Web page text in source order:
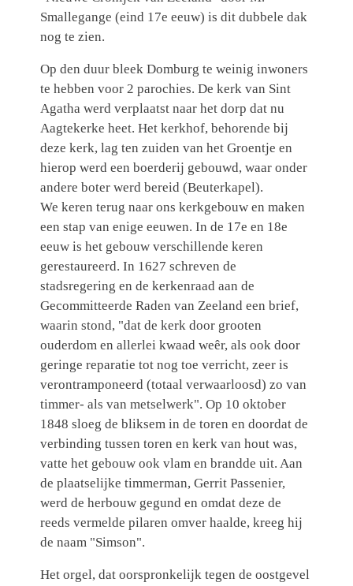
Smallegange (eind 17e eeuw) is dit dubbele dak
nog te zien.
Op den duur bleek Domburg te weinig inwoners
te hebben voor 2 parochies. De kerk van Sint
Agatha werd verplaatst naar het dorp dat nu
Aagtekerke heet. Het kerkhof, behorende bij
deze kerk, lag ten zuiden van het Groentje en
hierop werd een boerderij gebouwd, waar onder
andere boter werd bereid (Beuterkapel).
We keren terug naar ons kerkgebouw en maken
een stap van enige eeuwen. In de 17e en 18e
eeuw is het gebouw verschillende keren
gerestaureerd. In 1627 schreven de
stadsregering en de kerkenraad aan de
Gecommitteerde Raden van Zeeland een brief,
waarin stond, "dat de kerk door grooten
ouderdom en allerlei kwaad weêr, als ook door
geringe reparatie tot nog toe verricht, zeer is
verontramponeerd (totaal verwaarloosd) zo van
timmer- als van metselwerk". Op 10 oktober
1848 sloeg de bliksem in de toren en doordat de
verbinding tussen toren en kerk van hout was,
vatte het gebouw ook vlam en brandde uit. Aan
de plaatselijke timmerman, Gerrit Passenier,
werd de herbouw gegund en omdat deze de
reeds vermelde pilaren omver haalde, kreeg hij
de naam "Simson".
Het orgel, dat oorspronkelijk tegen de oostgevel